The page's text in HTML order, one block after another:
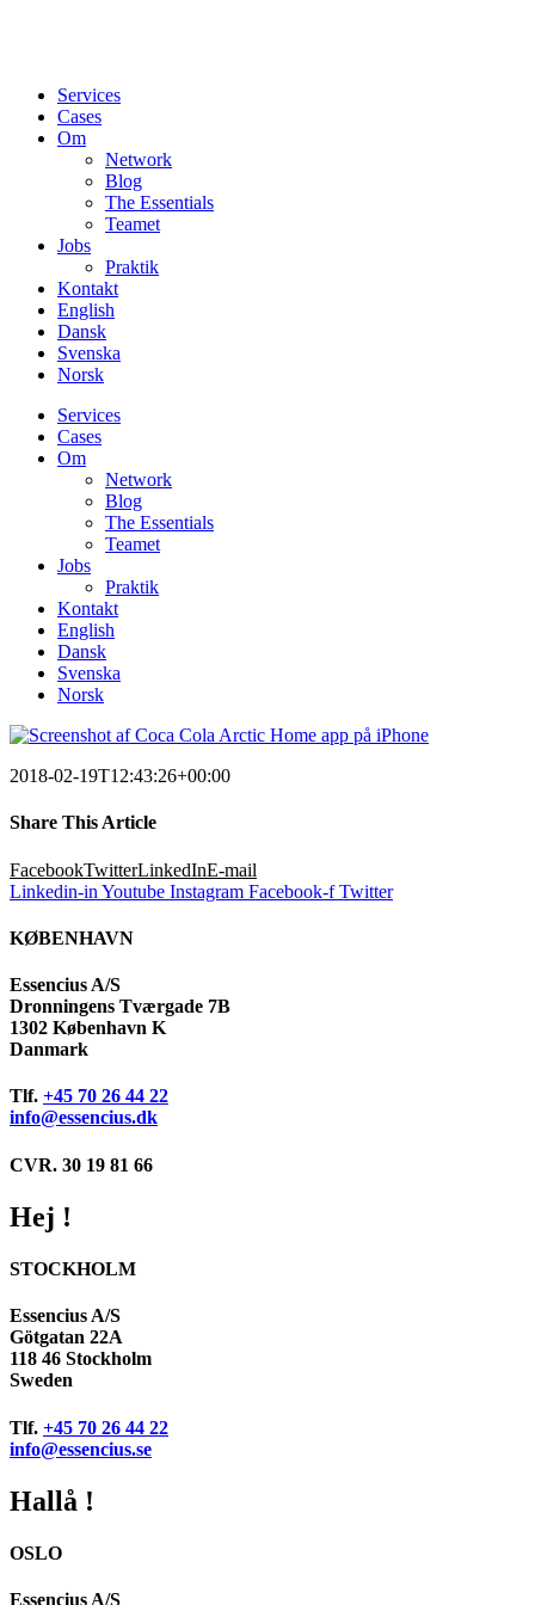
Services
Cases
Om
Network
Blog
The Essentials
Teamet
Jobs
Praktik
Kontakt
English
Dansk
Svenska
Norsk
Services
Cases
Om
Network
Blog
The Essentials
Teamet
Jobs
Praktik
Kontakt
English
Dansk
Svenska
Norsk
2018-02-19T12:43:26+00:00
Share This Article
FacebookTwitterLinkedInE-mail
Linkedin-in Youtube Instagram Facebook-f Twitter
KØBENHAVN
Essencius A/S
Dronningens Tværgade 7B
1302 København K
Danmark
Tlf. +45 70 26 44 22
info@essencius.dk
CVR. 30 19 81 66
Hej !
STOCKHOLM
Essencius A/S
Götgatan 22A
118 46 Stockholm
Sweden
Tlf. +45 70 26 44 22
info@essencius.se
Hallå !
OSLO
Essencius A/S